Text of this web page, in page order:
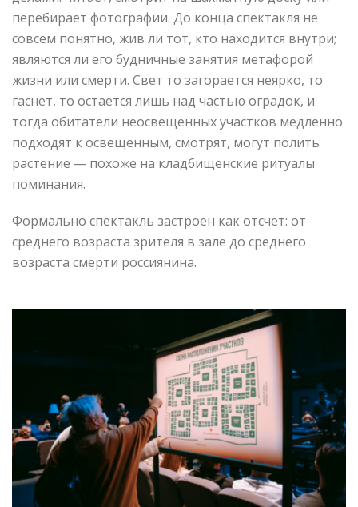
перебирает фотографии. До конца спектакля не
совсем понятно, жив ли тот, кто находится внутри;
являются ли его будничные занятия метафорой
жизни или смерти. Свет то загорается неярко, то
гаснет, то остается лишь над частью оградок, и
тогда обитатели неосвещенных участков медленно
подходят к освещенным, смотрят, могут полить
растение — похоже на кладбищенские ритуалы
поминания.
Формально спектакль застроен как отсчет: от
среднего возраста зрителя в зале до среднего
возраста смерти россиянина.